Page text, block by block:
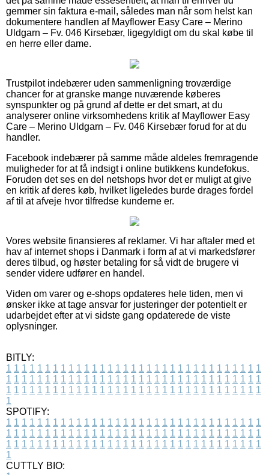
gemmer sin faktura e-mail, således man når som helst kan
dokumentere handlen af Mayflower Easy Care – Merino
Uldgarn – Fv. 046 Kirsebær, ligegyldigt om du skal købe til
en herre eller dame.
Trustpilot indebærer uden sammenligning troværdige
chancer for at granske mange nuværende køberes
synspunkter og på grund af dette er det smart, at du
analyserer online virksomhedens kritik af Mayflower Easy
Care – Merino Uldgarn – Fv. 046 Kirsebær forud for at du
handler.
Facebook indebærer på samme måde aldeles fremragende
muligheder for at få indsigt i online butikkens kundefokus.
Foruden det ses en del netshops hvor det er muligt at give
en kritik af deres køb, hvilket ligeledes burde drages fordel
af til at afveje hvor tilfredse kunderne er.
Vores website finansieres af reklamer. Vi har aftaler med et
hav af internet shops i Danmark i form af at vi markedsfører
deres tilbud, og høster betaling for så vidt de brugere vi
sender videre udfører en handel.
Viden om varer og e-shops opdateres hele tiden, men vi
ønsker ikke at tage ansvar for justeringer der potentielt er
udarbejdet efter at vi sidste gang opdaterede de viste
oplysninger.
BITLY:
1 1 1 1 1 1 1 1 1 1 1 1 1 1 1 1 1 1 1 1 1 1 1 1 1 1 1 1 1 1 1 1 1
1 1 1 1 1 1 1 1 1 1 1 1 1 1 1 1 1 1 1 1 1 1 1 1 1 1 1 1 1 1 1 1 1
1 1 1 1 1 1 1 1 1 1 1 1 1 1 1 1 1 1 1 1 1 1 1 1 1 1 1 1 1 1 1 1 1
1
SPOTIFY:
1 1 1 1 1 1 1 1 1 1 1 1 1 1 1 1 1 1 1 1 1 1 1 1 1 1 1 1 1 1 1 1 1
1 1 1 1 1 1 1 1 1 1 1 1 1 1 1 1 1 1 1 1 1 1 1 1 1 1 1 1 1 1 1 1 1
1 1 1 1 1 1 1 1 1 1 1 1 1 1 1 1 1 1 1 1 1 1 1 1 1 1 1 1 1 1 1 1 1
1
CUTTLY BIO: